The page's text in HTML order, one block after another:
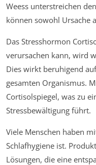
Weess unterstreichen
können sowohl Ursache
Das Stresshormon
verursachen kann, wird
Dies wirkt beruhigend
gesamten Organismus.
Cortisolspiegel, was zu
Stressbewältigung führt.
Viele Menschen haben
Schlafhygiene ist.
Lösungen, die eine